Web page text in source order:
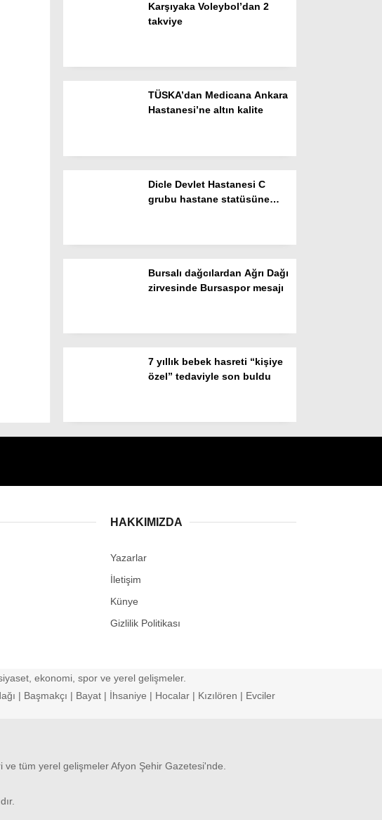
Karşıyaka Voleybol’dan 2
takviye
TÜSKA’dan Medicana Ankara
Hastanesi’ne altın kalite
Dicle Devlet Hastanesi C
grubu hastane statüsüne
Bursalı dağcılardan Ağrı Dağı
zirvesinde Bursaspor mesajı
7 yıllık bebek hasreti “kişiye
özel” tedaviyle son buldu
HAKKIMIZDA
Yazarlar
İletişim
Künye
Gizlilik Politikası
ekonomi, spor ve yerel gelişmeler.
| Başmakçı | Bayat | İhsaniye | Hocalar | Kızılören | Evciler
tüm yerel gelişmeler Afyon Şehir Gazetesi'nde.